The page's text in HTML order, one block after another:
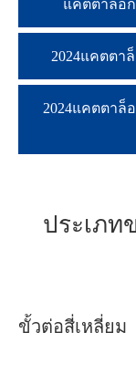
แคตตาล็อก
2024แคตตา
2024แคตตาล็
ประเภท
ขั้วต่อสี่เหลี่ยม